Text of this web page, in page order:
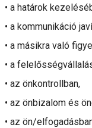
• a határok
• a kommunikáció
• a másikra való
• a
• az önkontrollban,
• az önbizalom és
• az ön/